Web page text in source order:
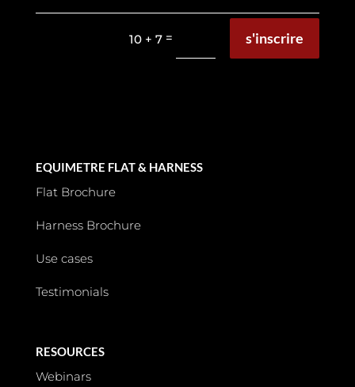
10 + 7 = s'inscrire
EQUIMETRE FLAT & HARNESS
Flat Brochure
Harness Brochure
Use cases
Testimonials
RESOURCES
Webinars